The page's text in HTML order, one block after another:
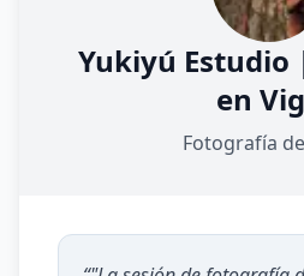
Yukiyú
en
Fotografía